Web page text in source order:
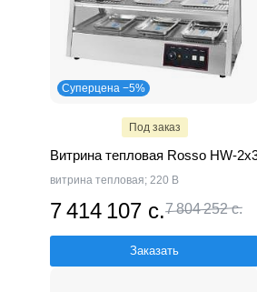
Суперцена −5%
Под заказ
Витрина тепловая Rosso HW-
витрина тепловая; 220 В
7 414 107 с.7 804 252 с.
Заказать